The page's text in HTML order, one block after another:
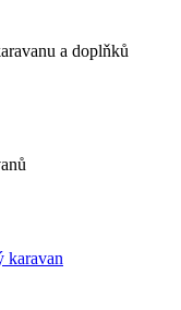
karavan